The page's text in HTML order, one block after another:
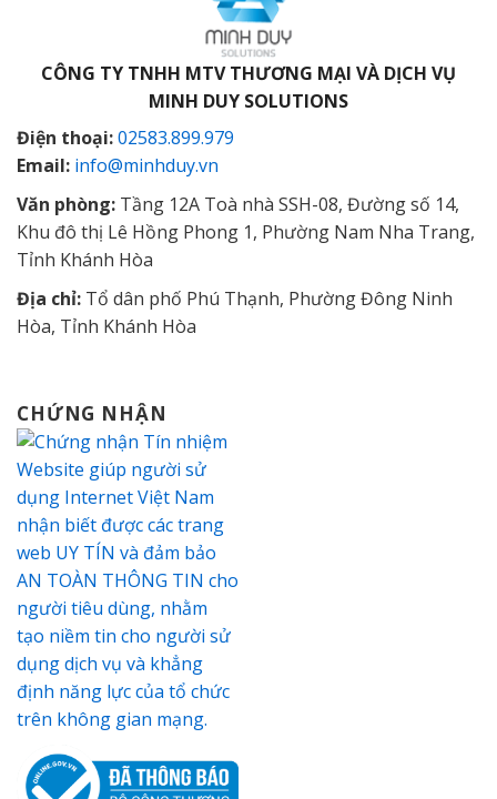
CÔNG TY TNHH MTV THƯƠNG MẠI VÀ DỊCH VỤ
MINH DUY SOLUTIONS
Điện thoại:02583.899.979
Email: info@minhduy.vn
Văn phòng: Tầng 12A Toà nhà SSH-08, Đường số 14,
Khu đô thị Lê Hồng Phong 1, Phường Nam Nha Trang,
Tỉnh Khánh Hòa
Địa chỉ: Tổ dân phố Phú Thạnh, Phường Đông Ninh
Hòa, Tỉnh Khánh Hòa
CHỨNG NHẬN